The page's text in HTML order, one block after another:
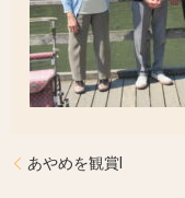
あやめを観賞Ⅰ